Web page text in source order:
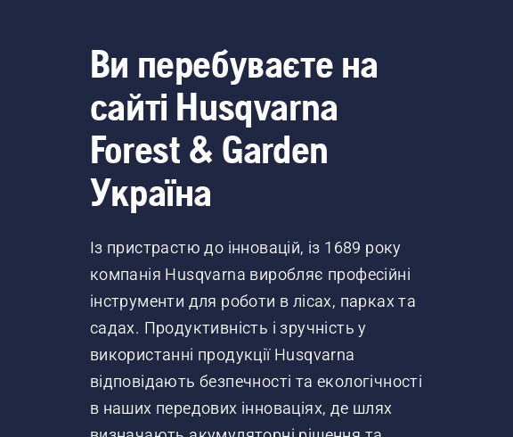
Ви перебуваєте на
сайті Husqvarna
Forest & Garden
Україна
Із пристрастю до інновацій, із 1689 року
компанія Husqvarna виробляє професійні
інструменти для роботи в лісах, парках та
садах. Продуктивність і зручність у
використанні продукції Husqvarna
відповідають безпечності та екологічності
в наших передових інноваціях, де шлях